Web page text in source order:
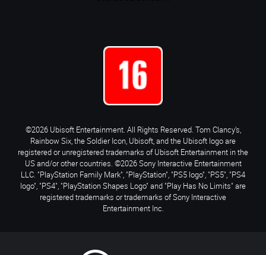
©2026 Ubisoft Entertainment. All Rights Reserved. Tom Clancy’s,
Rainbow Six, the Soldier Icon, Ubisoft, and the Ubisoft logo are
registered or unregistered trademarks of Ubisoft Entertainment in the
US and/or other countries. ©2026 Sony Interactive Entertainment
LLC. "PlayStation Family Mark", "PlayStation", "PS5 logo", "PS5", "PS4
logo", "PS4", "PlayStation Shapes Logo" and "Play Has No Limits" are
registered trademarks or trademarks of Sony Interactive
Entertainment Inc.